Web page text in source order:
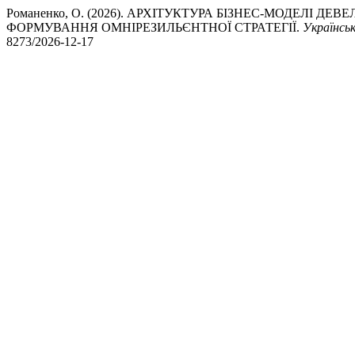
Романенко, О. (2026). АРХІТУКТУРА БІЗНЕС-МОДЕЛІ
ФОРМУВАННЯ ОМНІРЕЗИЛЬЄНТНОЇ СТРАТЕГІЇ.
8273/2026-12-17